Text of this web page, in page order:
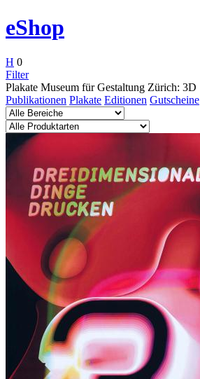
eShop
H 0
Filter
Plakate Museum für Gestaltung Zürich: 3D
Publikationen Plakate Editionen Gutscheine